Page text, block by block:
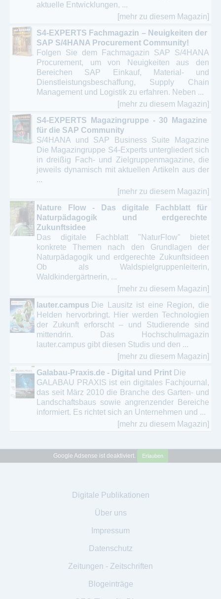
aktuelle Entwicklungen, ...
[mehr zu diesem Magazin]
S4-EXPERTS Fachmagazin – Neuigkeiten der
SAP S/4HANA Procurement Community!
Folgen Sie dem Fachmagazin SAP S/4HANA
Procurement, um von Neuigkeiten aus den
Bereichen SAP Einkauf, Material- und
Dienstleistungsbeschaffung, Supply Chain
Management und Logistik zu erfahren. Neben ...
[mehr zu diesem Magazin]
S4-EXPERTS Magazingruppe - 30 Magazine
für die SAP Community
S/4HANA und SAP Business Suite Magazine
Die Magazingruppe S4-Experts untergliedert sich
in dreißig Fach- und Zielgruppenmagazine, die
jeweils dynamisch mit aktuellen Artikeln aus der
...
[mehr zu diesem Magazin]
Nature Flow - Das digitale Fachblatt für
Naturpädagogik und erdgerechte
Zukunftsidee
Das digitale Fachblatt "NaturFlow" bietet
konkrete Themen nach den Grundlagen der
Naturpädagogik und erdgerechte Zukunftsideen
Ob als Waldspielgruppenleiterin,
Waldkindergärtnerin, ...
[mehr zu diesem Magazin]
lauter.campus Die Lausitz ist eine Region, die
Helden hervorbringt. Hier werden Technologien
der Zukunft erforscht – und Studierende sind
mittendrin. Das Hochschulmagazin
lauter.campus gibt diesen Studis und den ...
[mehr zu diesem Magazin]
Galabau-Praxis.de - Digital und Print Die
GALABAU PRAXIS ist ein digitales Fachjournal,
das seit März 2010 die Branche des Garten- und
Landschaftsbaus sowie angrenzender Bereiche
informiert. Es richtet sich an Unternehmen und ...
[mehr zu diesem Magazin]
Google Adsense ist deaktiviert. Erlauben
Digitale Publikationen
Über uns
Impressum
Datenschutz
Zeitungen - Zeitschriften
Blogeinträge